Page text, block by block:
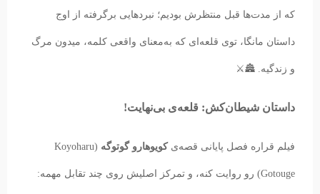
که از مدت‌ها قبل منتظرش بودیم؛ نبردهایی برگرفته از اوج
داستان مانگا، توی قلعه‌ای که به‌معنای واقعی کلمه، میدون مرگ
و زندگیه. 🏯⚔️
داستان شیطان‌کش: قلعه‌ی بی‌نهایت!
فیلم قراره فصل پایانی قصه‌یکویوهارو گوتوگه (Koyoharu
Gotouge) رو روایت کنه، و تمرکز اصلیش روی چند تقابل مهمه: